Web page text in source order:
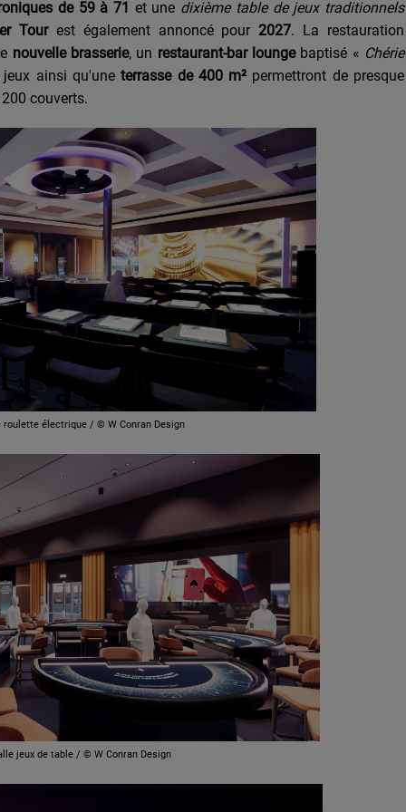
de 59 à 71 et une dixième table de jeux traditionnels
Tourest également annoncé pour 2027. La restauration
nouvelle brasserie, un restaurant-bar loungebaptisé « Chérie
ainsi qu'uneterrasse de 400 m² permettront de presque
couverts.
roulette électrique / © W Conran Design
jeux de table / © W Conran Design